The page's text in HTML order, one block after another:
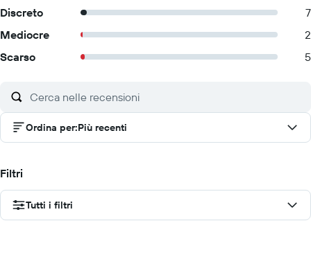
Discreto
7
Mediocre
2
Scarso
5
Ordina per:Più recenti
Filtri
Tutti i filtri